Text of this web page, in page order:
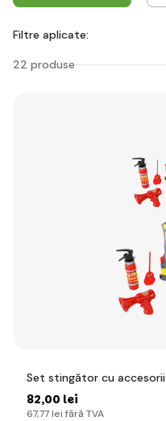
Filtre aplicate:
22 produse
Set stingător cu accesorii
82,00 lei
67,77 lei fără TVA